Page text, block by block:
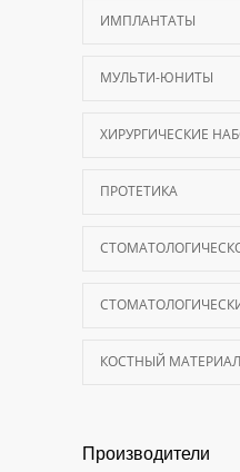
ИМПЛАНТАТЫ
МУЛЬТИ-ЮНИТЫ
ХИРУРГИЧЕСКИЕ
ПРОТЕТИКА
КОСТНЫЙ МАТЕРИАЛ
Производители